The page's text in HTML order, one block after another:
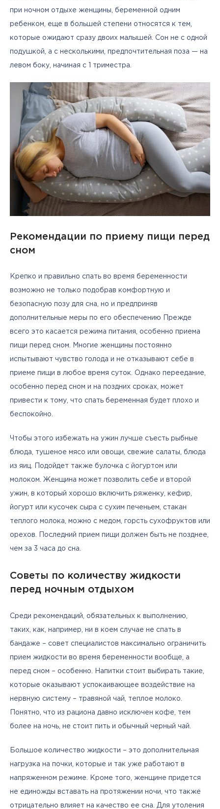
при ночном отдыхе женщины, беременной одним
ребенком, еще в большей степени относятся к тем,
которые ожидают сразу двоих малышей. Сон не с одной
подушкой, а с несколькими, предпочтительная поза — на
левом боку, начиная с 1 триместра.
Рекомендации по приему пищи перед
сном
Крепко и правильно спать во время беременности
возможно не только подобрав комфортную и
безопасную позу для сна, но и предприняв
дополнительные меры по его обеспечению Прежде
всего это касается режима питания, особенно приема
пищи перед сном. Многие женщины постоянно
испытывают чувство голода и не отказывают себе в
приеме пищи в любое время суток. Однако переедание,
особенно перед сном и на поздних сроках, может
привести к тому, что спать беременная будет плохо и
беспокойно.
Чтобы этого избежать на ужин лучше съесть рыбные
блюда, тушеное мясо или овощи, свежие салаты, блюда
из яиц. Подойдет также булочка с йогуртом или
молоком. Женщина может позволить себе и второй
ужин, в который хорошо включить ряженку, кефир,
йогурт или кусочек сыра с сухим печеньем, стакан
теплого молока, можно с медом, горсть сухофруктов или
орехов. Последний прием пищи должен быть не позднее,
чем за 3 часа до сна.
Советы по количеству жидкости
перед ночным отдыхом
Среди рекомендаций, обязательных к выполнению,
таких, как, например, ни в коем случае не спать в
бандаже – совет специалистов максимально ограничить
прием жидкости во время беременности вообще, а
перед сном – особенно. Напитки стоит выбирать такие,
которые оказывают успокаивающее воздействие на
нервную систему – травяной чай, теплое молоко.
Понятно, что из рациона давно исключен кофе, тем
более на ночь, не стоит пить и обычный черный чай.
Большое количество жидкости – это дополнительная
нагрузка на почки, которые и так уже работают в
напряженном режиме. Кроме того, женщине придется
не единожды вставать на протяжении ночи, что также
отрицательно влияет на качество ее сна. Для утоления